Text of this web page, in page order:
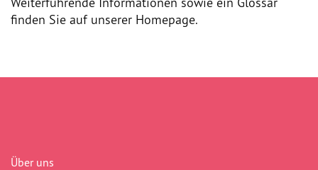
Materialien
Plakate
finden Sie auf unserer Homepage.
Über uns